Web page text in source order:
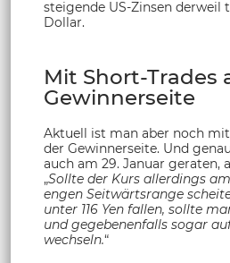
steigende US-Zinsen derweil
Dollar.
Mit Short-Trades
Gewinnerseite
Aktuell ist man aber noch
der Gewinnerseite. Und
auch am 29. Januar geraten,
„Sollte der Kurs allerdings
engen Seitwärtsrange
unter 116 Yen fallen, sollte
und gegebenenfalls sogar
wechseln.“